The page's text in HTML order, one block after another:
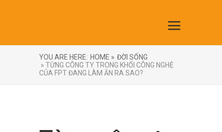
YOU ARE HERE: HOME » ĐỜI SỐNG
» TỪNG CÔNG TY TRONG KHỐI CÔNG NGHỆ
CỦA FPT ĐANG LÀM ĂN RA SAO?